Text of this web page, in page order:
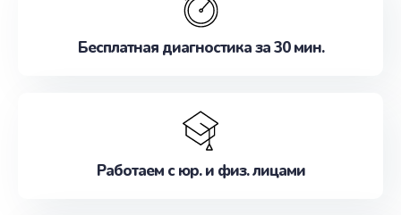
Бесплатная диагностика за 30 мин.
Работаем с юр. и физ. лицами